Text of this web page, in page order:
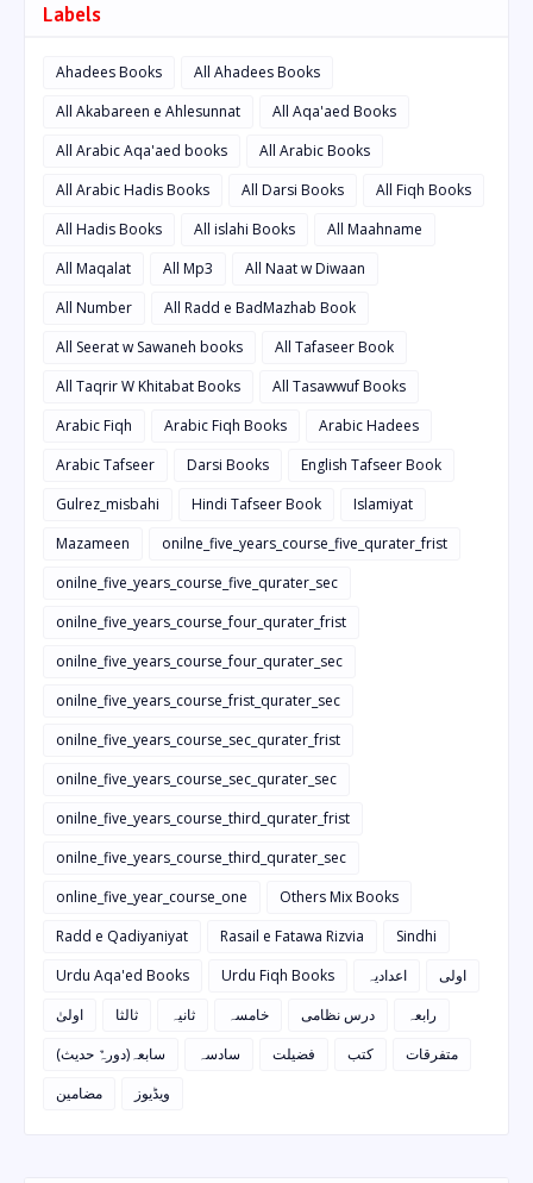
Labels
Ahadees Books
All Ahadees Books
All Akabareen e Ahlesunnat
All Aqa'aed Books
All Arabic Aqa'aed books
All Arabic Books
All Arabic Hadis Books
All Darsi Books
All Fiqh Books
All Hadis Books
All islahi Books
All Maahname
All Maqalat
All Mp3
All Naat w Diwaan
All Number
All Radd e BadMazhab Book
All Seerat w Sawaneh books
All Tafaseer Book
All Taqrir W Khitabat Books
All Tasawwuf Books
Arabic Fiqh
Arabic Fiqh Books
Arabic Hadees
Arabic Tafseer
Darsi Books
English Tafseer Book
Gulrez_misbahi
Hindi Tafseer Book
Islamiyat
Mazameen
onilne_five_years_course_five_qurater_frist
onilne_five_years_course_five_qurater_sec
onilne_five_years_course_four_qurater_frist
onilne_five_years_course_four_qurater_sec
onilne_five_years_course_frist_qurater_sec
onilne_five_years_course_sec_qurater_frist
onilne_five_years_course_sec_qurater_sec
onilne_five_years_course_third_qurater_frist
onilne_five_years_course_third_qurater_sec
online_five_year_course_one
Others Mix Books
Radd e Qadiyaniyat
Rasail e Fatawa Rizvia
Sindhi
Urdu Aqa'ed Books
Urdu Fiqh Books اعدادیہ
اولی
اولیٰ
ثالثا ثانیہ خامسہ درس نظامی
رابعہ
سابعہ(دورہٌ حدیث)
سادسہ فضیلت کتب
متفرقات
مضامین
ویڈیوز